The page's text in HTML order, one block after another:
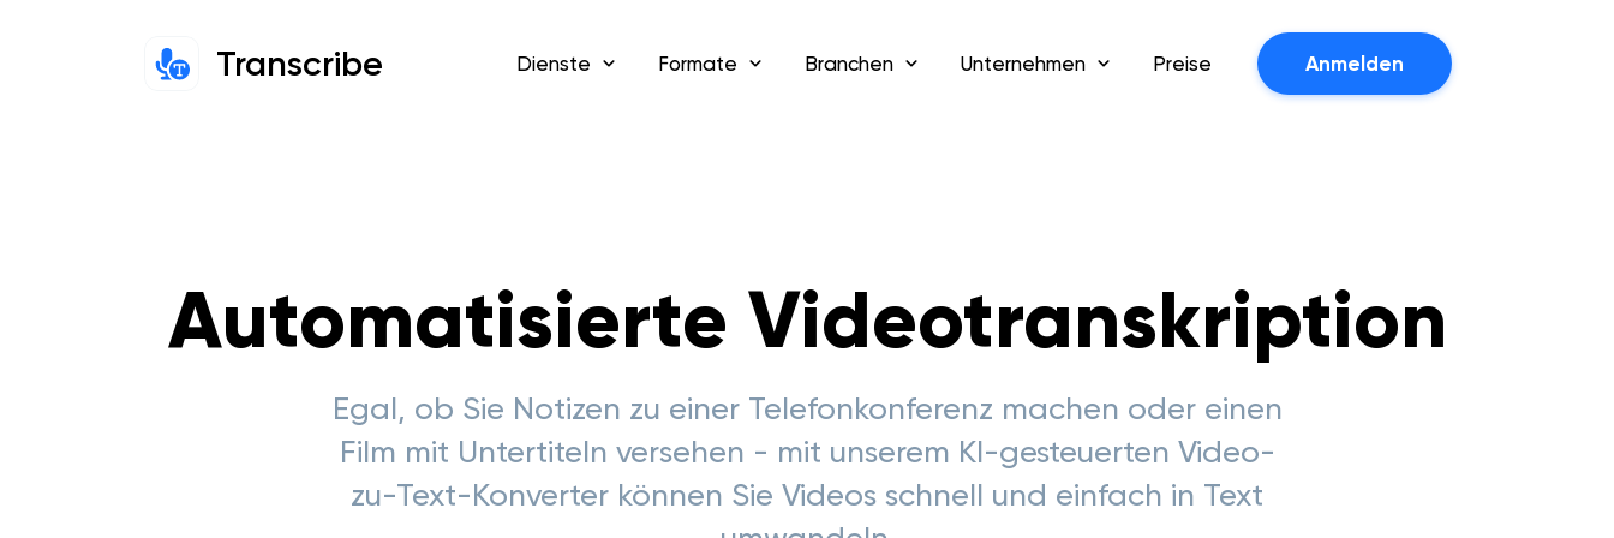
Transcribe Dienste Formate Branchen Unternehmen Preise Anmelden
Automatisierte Videotranskription
Egal, ob Sie Notizen zu einer Telefonkonferenz machen oder einen
Film mit Untertiteln versehen - mit unserem KI-gesteuerten Video-
zu-Text-Konverter können Sie Videos schnell und einfach in Text